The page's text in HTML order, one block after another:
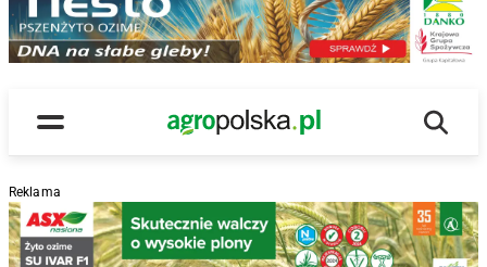
Menu
Main Logo
Reklama